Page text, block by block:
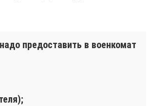
предоставить в военкомат